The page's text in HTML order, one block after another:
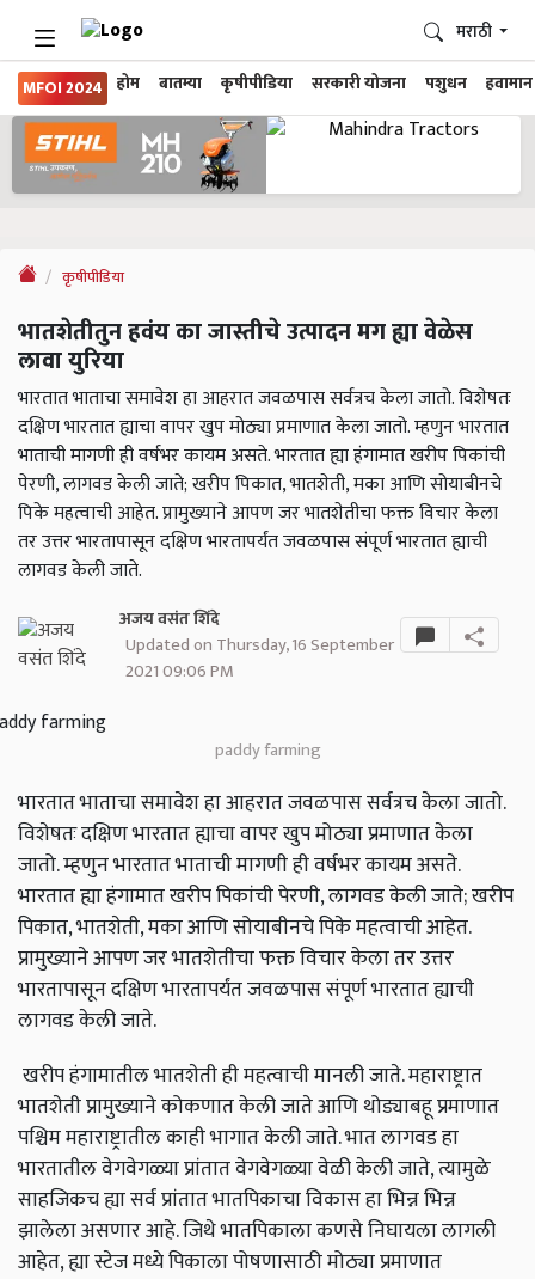
MFOI 2024 होम बातम्या कृषीपीडिया सरकारी योजना पशुधन हवामान
मराठी
कृषीपीडिया
भातशेतीतुन हवंय का जास्तीचे उत्पादन मग ह्या वेळेस
लावा युरिया
भारतात भाताचा समावेश हा आहरात जवळपास सर्वत्रच केला जातो. विशेषतः
दक्षिण भारतात ह्याचा वापर खुप मोठ्या प्रमाणात केला जातो. म्हणुन भारतात
भाताची मागणी ही वर्षभर कायम असते. भारतात ह्या हंगामात खरीप पिकांची
पेरणी, लागवड केली जाते; खरीप पिकात, भातशेती, मका आणि सोयाबीनचे
पिके महत्वाची आहेत. प्रामुख्याने आपण जर भातशेतीचा फक्त विचार केला
तर उत्तर भारतापासून दक्षिण भारतापर्यंत जवळपास संपूर्ण भारतात ह्याची
लागवड केली जाते.
अजय वसंत शिंदे
Updated on Thursday, 16 September
2021 09:06 PM
paddy farming
भारतात भाताचा समावेश हा आहरात जवळपास सर्वत्रच केला जातो.
विशेषतः दक्षिण भारतात ह्याचा वापर खुप मोठ्या प्रमाणात केला
जातो. म्हणुन भारतात भाताची मागणी ही वर्षभर कायम असते.
भारतात ह्या हंगामात खरीप पिकांची पेरणी, लागवड केली जाते; खरीप
पिकात, भातशेती, मका आणि सोयाबीनचे पिके महत्वाची आहेत.
प्रामुख्याने आपण जर भातशेतीचा फक्त विचार केला तर उत्तर
भारतापासून दक्षिण भारतापर्यंत जवळपास संपूर्ण भारतात ह्याची
लागवड केली जाते.
खरीप हंगामातील भातशेती ही महत्वाची मानली जाते. महाराष्ट्रात
भातशेती प्रामुख्याने कोकणात केली जाते आणि थोड्याबहू प्रमाणात
पश्चिम महाराष्ट्रातील काही भागात केली जाते. भात लागवड हा
भारतातील वेगवेगळ्या प्रांतात वेगवेगळ्या वेळी केली जाते, त्यामुळे
साहजिकच ह्या सर्व प्रांतात भातपिकाचा विकास हा भिन्न भिन्न
झालेला असणार आहे. जिथे भातपिकाला कणसे निघायला लागली
आहेत, ह्या स्टेज मध्ये पिकाला पोषणासाठी मोठ्या प्रमाणात